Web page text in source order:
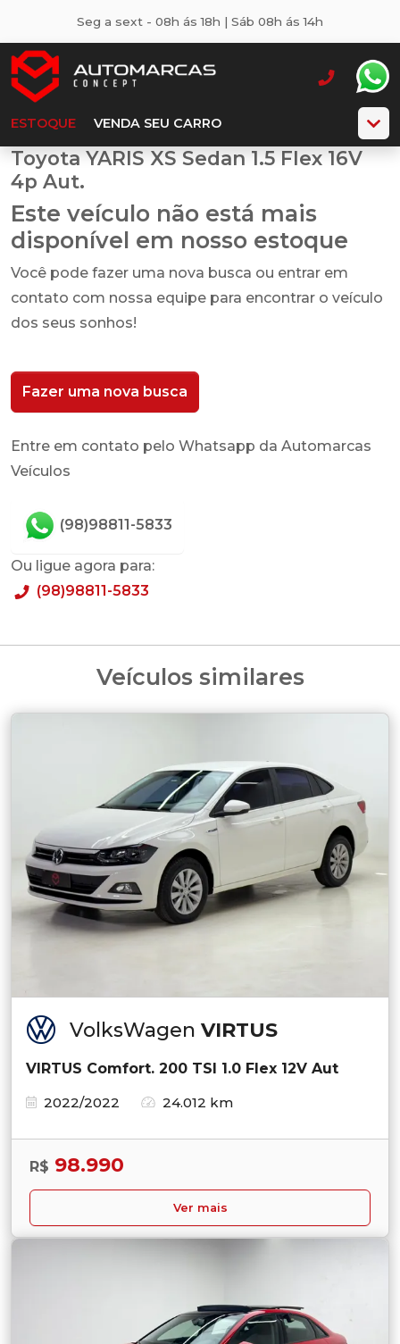
Seg a sext - 08h ás 18h | Sáb 08h ás 14h
ESTOQUE VENDA SEU CARRO
Toyota YARIS XS Sedan 1.5 Flex 16V
4p Aut.
Este veículo não está mais
disponível em nosso estoque
Você pode fazer uma nova busca ou entrar em
contato com nossa equipe para encontrar o veículo
dos seus sonhos!
Fazer uma nova busca
Entre em contato pelo Whatsapp da Automarcas
Veículos
(98)98811-5833
Ou ligue agora para:
(98)98811-5833
Veículos similares
VolksWagen VIRTUS
VIRTUS Comfort. 200 TSI 1.0 Flex 12V Aut
2022/2022
24.012 km
R$ 98.990
Ver mais